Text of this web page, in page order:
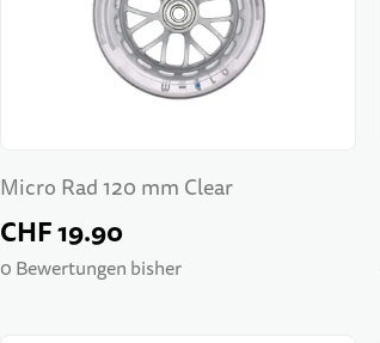
Micro Rad 120 mm Clear
CHF 19.90
0 Bewertungen bisher